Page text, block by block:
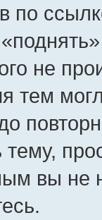
по
не
тем
тему,
вы не